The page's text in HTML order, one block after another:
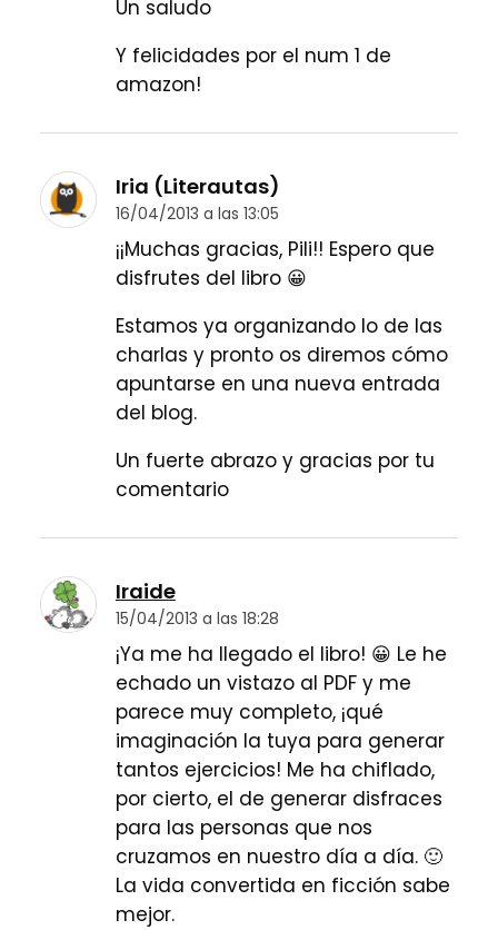
Un saludo
Y felicidades por el num 1 de
amazon!
Iria (Literautas)
16/04/2013 a las 13:05
¡¡Muchas gracias, Pili!! Espero que
disfrutes del libro 😀
Estamos ya organizando lo de las
charlas y pronto os diremos cómo
apuntarse en una nueva entrada
del blog.
Un fuerte abrazo y gracias por tu
comentario
Iraide
15/04/2013 a las 18:28
¡Ya me ha llegado el libro! 😀 Le he
echado un vistazo al PDF y me
parece muy completo, ¡qué
imaginación la tuya para generar
tantos ejercicios! Me ha chiflado,
por cierto, el de generar disfraces
para las personas que nos
cruzamos en nuestro día a día. 🙂
La vida convertida en ficción sabe
mejor.